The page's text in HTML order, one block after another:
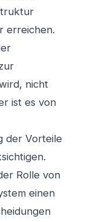
erreichen.
nicht
ist es von
der Vorteile
Rolle von
einen